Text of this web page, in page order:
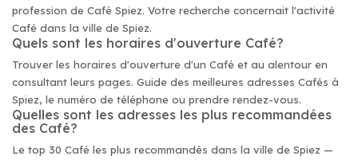
profession de Café Spiez. Votre recherche concernait l'activité
Café dans la ville de Spiez.
Quels sont les horaires d'ouverture Café?
Trouver les horaires d'ouverture d'un Café et au alentour en
consultant leurs pages. Guide des meilleures adresses Cafés à
Spiez, le numéro de téléphone ou prendre rendez-vous.
Quelles sont les adresses les plus recommandées
des Café?
Le top 30 Café les plus recommandés dans la ville de Spiez —